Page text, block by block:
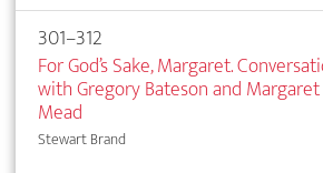
301–312
For God’s Sake, Margaret.
with Gregory Bateson and Margaret
Mead
Stewart Brand